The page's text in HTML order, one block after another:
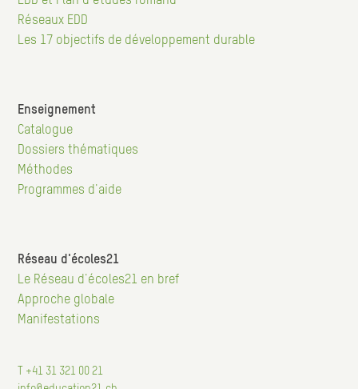
Réseaux EDD
Les 17 objectifs de développement durable
Navigation
principale
Enseignement
Catalogue
Dossiers thématiques
Méthodes
Programmes d'aide
Hauptnavigation
Réseau d'écoles21
Le Réseau d'écoles21 en bref
Approche globale
Manifestations
T +41 31 321 00 21